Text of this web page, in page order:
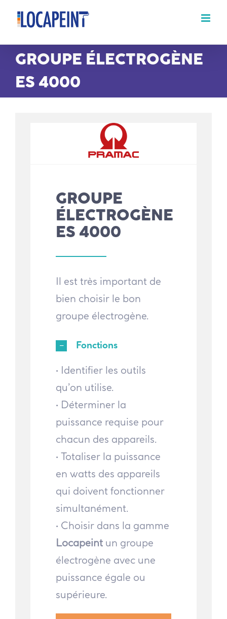
Passer
contenu
GROUPE ÉLECTROGÈNE
ES 4000
GROUPE
ÉLECTROGÈNE
ES 4000
Il est très important de
bien choisir le bon
groupe électrogène.
Fonctions
• Identifier les outils
qu’on utilise.
• Déterminer la
puissance requise pour
chacun des appareils.
• Totaliser la puissance
en watts des appareils
qui doivent fonctionner
simultanément.
• Choisir dans la gamme
Locapeint un groupe
électrogène avec une
puissance égale ou
supérieure.